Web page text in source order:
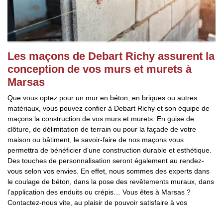
Les maçons de Debart Richy assurent la
conception de vos murs et murets à
Marsas
Que vous optez pour un mur en béton, en briques ou autres
matériaux, vous pouvez confier à Debart Richy et son équipe de
maçons la construction de vos murs et murets. En guise de
clôture, de délimitation de terrain ou pour la façade de votre
maison ou bâtiment, le savoir-faire de nos maçons vous
permettra de bénéficier d’une construction durable et esthétique.
Des touches de personnalisation seront également au rendez-
vous selon vos envies. En effet, nous sommes des experts dans
le coulage de béton, dans la pose des revêtements muraux, dans
l’application des enduits ou crépis… Vous êtes à Marsas ?
Contactez-nous vite, au plaisir de pouvoir satisfaire à vos